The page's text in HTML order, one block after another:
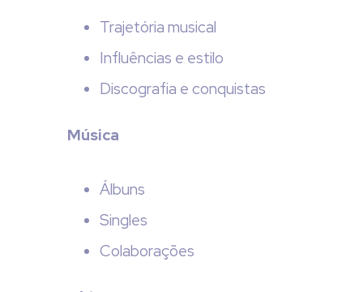
Trajetória musical
Influências e estilo
Discografia e conquistas
Música
Álbuns
Singles
Colaborações